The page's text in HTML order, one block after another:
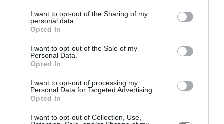
I want to opt-out of the Sharing of my
personal data.
Opted In
I want to opt-out of the Sale of my
Personal Data.
Opted In
I want to opt-out of processing my
Personal Data for Targeted Advertising.
Opted In
I want to opt-out of Collection, Use,